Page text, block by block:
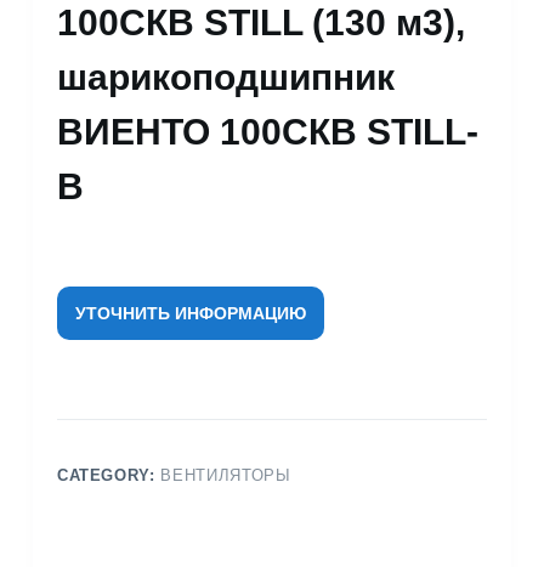
100СКВ STILL (130 м3),
шарикоподшипник
ВИЕНТО 100СКВ STILL-
B
УТОЧНИТЬ ИНФОРМАЦИЮ
CATEGORY: ВЕНТИЛЯТОРЫ